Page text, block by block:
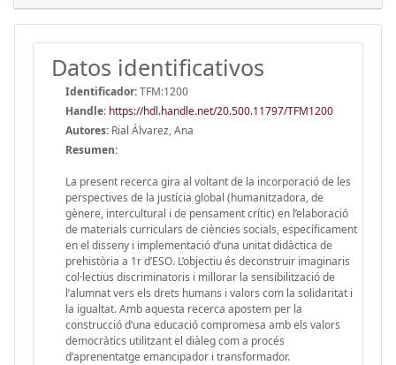
Datos identificativos
Identificador:TFM:1200
Handle: https://hdl.handle.net/20.500.11797/TFM1200
Autores: Rial Álvarez, Ana
Resumen:
La present recerca gira al voltant de la incorporació de les
perspectives de la justícia global (humanitzadora, de
gènere, intercultural i de pensament crític) en l’elaboració
de materials curriculars de ciències socials, específicament
en el disseny i implementació d’una unitat didàctica de
prehistòria a 1r d’ESO. L’objectiu és deconstruir imaginaris
col·lectius discriminatoris i millorar la sensibilització de
l’alumnat vers els drets humans i valors com la solidaritat i
la igualtat. Amb aquesta recerca apostem per la
construcció d’una educació compromesa amb els valors
democràtics utilitzant el diàleg com a procés
d’aprenentatge emancipador i transformador.